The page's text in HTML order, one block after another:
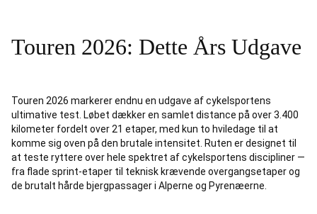
Touren 2026: Dette Års Udgave
Touren 2026 markerer endnu en udgave af cykelsportens
ultimative test. Løbet dækker en samlet distance på over 3.400
kilometer fordelt over 21 etaper, med kun to hviledage til at
komme sig oven på den brutale intensitet. Ruten er designet til
at teste ryttere over hele spektret af cykelsportens discipliner —
fra flade sprint-etaper til teknisk krævende overgangsetaper og
de brutalt hårde bjergpassager i Alperne og Pyrenæerne.